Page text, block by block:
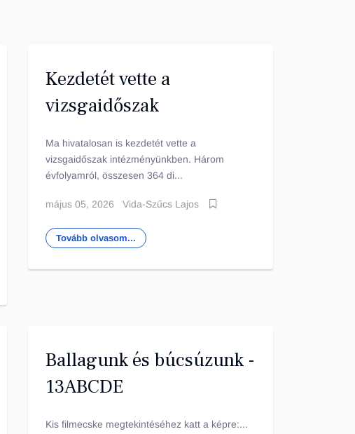
Kezdetét vette a
vizsgaidőszak
Ma hivatalosan is kezdetét vette a
vizsgaidőszak intézményünkben. Három
évfolyamról, összesen 364 di...
május 05, 2026 Vida-Szűcs Lajos
Tovább olvasom...
Ballagunk és búcsúzunk -
13ABCDE
Kis filmecske megtekintéséhez katt a képre:...